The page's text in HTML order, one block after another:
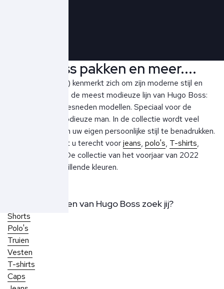
Hugo Boss pakken en meer....
Hugo (Red Label) kenmerkt zich om zijn moderne stijl en
strakke lijnen en is de meest modieuze lijn van Hugo Boss:
modern in slank gesneden modellen. Speciaal voor de
hedendaagse, modieuze man. In de collectie wordt veel
ruimte gelaten om uw eigen persoonlijke stijl te benadrukken.
Bij Ben Borst kunt u terecht voorjeans, polo's, T-shirts,
. De collectie van het voorjaar van 2022
heeft veel verschillende kleuren.
Welke producten van Hugo Boss zoek jij?
Shorts
Polo's
Truien
Vesten
T-shirts
Caps